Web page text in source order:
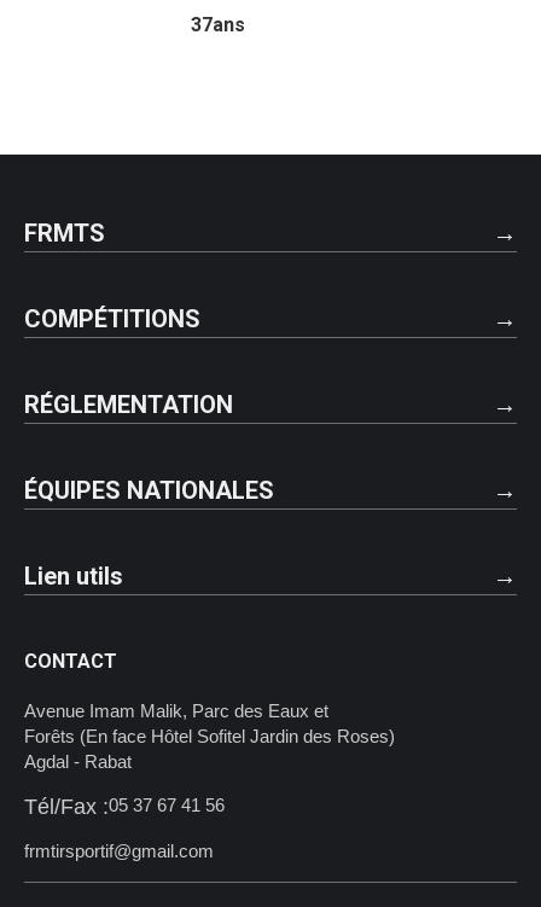
37ans
FRMTS
COMPÉTITIONS
RÉGLEMENTATION
ÉQUIPES NATIONALES
Lien utils
CONTACT
Avenue Imam Malik, Parc des Eaux et
Forêts (En face Hôtel Sofitel Jardin des Roses)
Agdal - Rabat
Tél/Fax :05 37 67 41 56
frmtirsportif@gmail.com